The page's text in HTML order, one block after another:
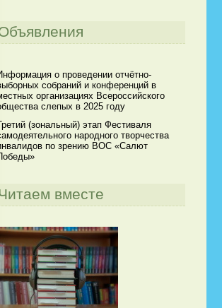
о проведении отчётно-
собраний и конференций в
организациях Всероссийского
слепых в 2025 году
(зональный) этап Фестиваля
народного творчества
по зрению ВОС «Салют
вместе